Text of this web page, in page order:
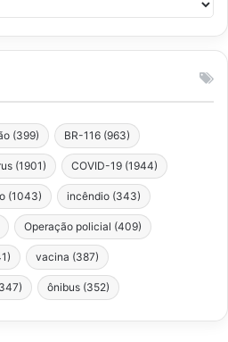
(399) BR-116 (963)
(1901) COVID-19 (1944)
(1043) incêndio (343)
Operação policial (409)
vacina (387)
ônibus (352)